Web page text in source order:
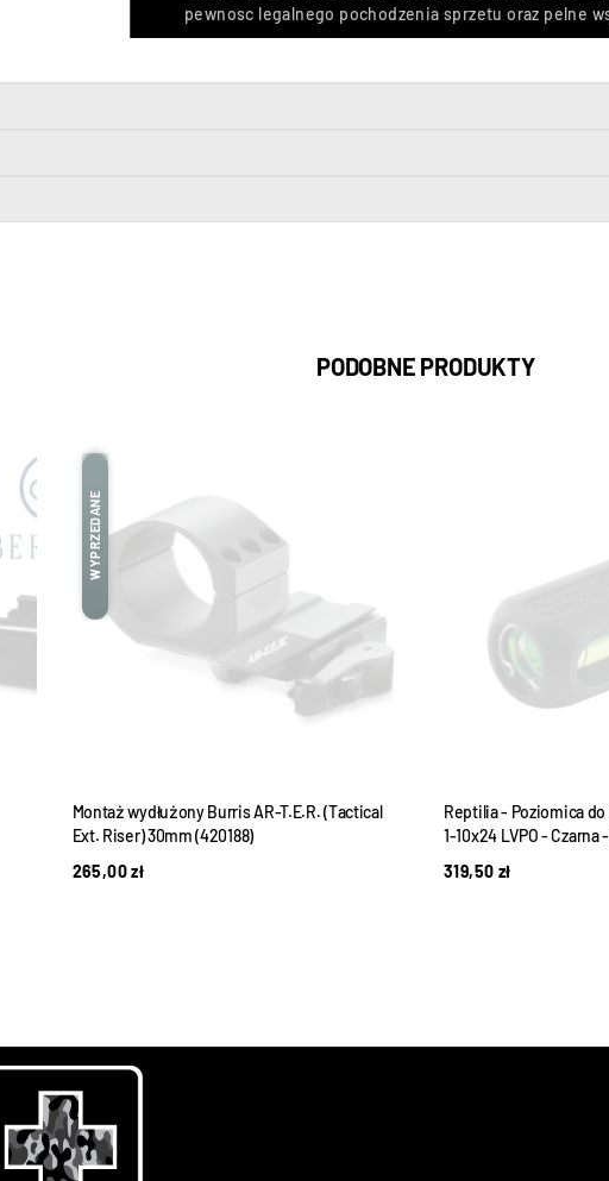
pewnosc legalnego pochodzenia sprzetu oraz pelne
PODOBNE PRODUKTY
WYPRZEDANE
Montaż wydłużony Burris AR-T.E.R. (Tactical
Ext. Riser) 30mm (420188)
265,00zł
Reptilia - Poziomica do
1‑10x24 LVPO - Czarna
319,50 zł